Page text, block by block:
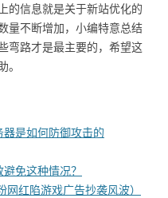
信息就是关于新站优化的
量不断增加，小编特意总结
弯路才是最主要的，希望这
是如何防御攻击的
免这种情况？
红陷游戏广告抄袭风波）